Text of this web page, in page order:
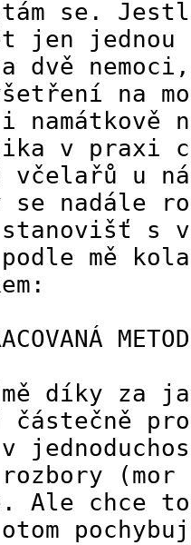
se.
jen
dvě
na
namátkově
v praxi
včelařů u
nadále
s
mě
díky za
částečně
Ale chce